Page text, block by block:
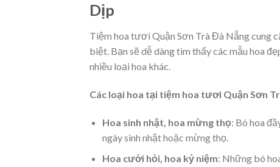
Dịp
Tiệm hoa tươi Quận Sơn Trà Đà Nẵng cung
biệt. Bạn sẽ dễ dàng tìm thấy các mẫu hoa
nhiều loại hoa khác.
Các loại hoa tại tiệm hoa tươi Quận Sơn
Hoa sinh nhật, hoa mừng thọ: Bó hoa
ngày sinh nhật hoặc mừng thọ.
Hoa cưới hỏi, hoa kỷ niệm: Những bó